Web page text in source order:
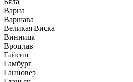
Бяла
Варна
Варшава
Великая Виска
Винница
Вроцлав
Гайсин
Гамбург
Ганновер